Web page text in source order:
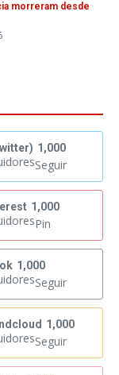
morreram desde
1,000
Seguir
1,000
Pin
1,000
Seguir
1,000
Seguir